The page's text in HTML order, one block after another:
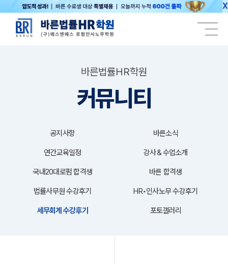
X
바른법률HR학원
커뮤니티
공지사항 바른소식
연간교육일정 강사＆수업소개
국내20대로펌 합격생 바른 합격생
법률사무원 수강후기 HR•인사노무 수강후기
세무회계 수강후기 포토갤러리